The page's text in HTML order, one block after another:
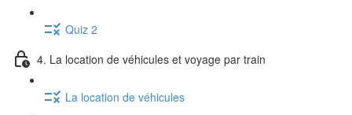
Quiz 2
4. La location de véhicules et voyage par train
La location de véhicules